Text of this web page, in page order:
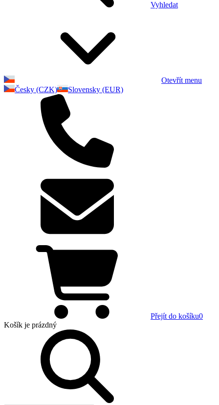
Vyhledat
Otevřít menu
Česky (CZK)
Slovensky (EUR)
Přejít do košíku0
Košík je prázdný